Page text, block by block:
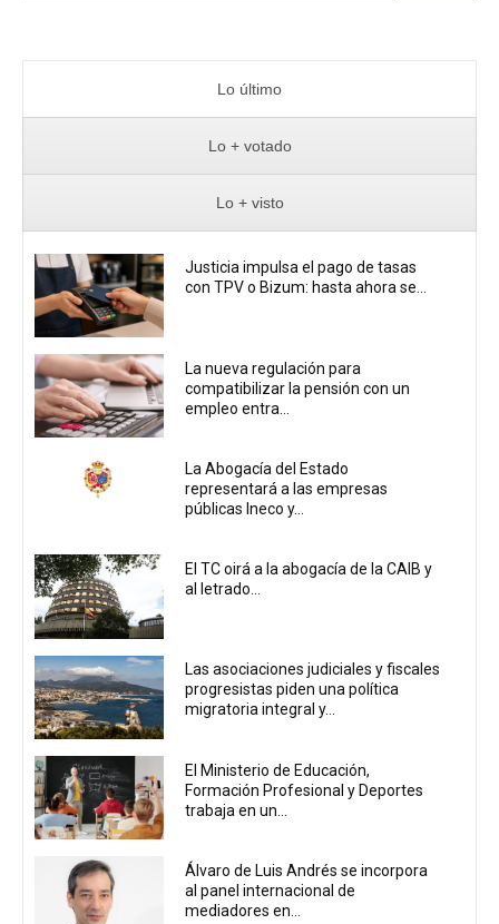
Lo último
Lo + votado
Lo + visto
Justicia impulsa el pago de tasas
con TPV o Bizum: hasta ahora se...
La nueva regulación para
compatibilizar la pensión con un
empleo entra...
La Abogacía del Estado
representará a las empresas
públicas Ineco y...
El TC oirá a la abogacía de la CAIB y
al letrado...
Las asociaciones judiciales y fiscales
progresistas piden una política
migratoria integral y...
El Ministerio de Educación,
Formación Profesional y Deportes
trabaja en un...
Álvaro de Luis Andrés se incorpora
al panel internacional de
mediadores en...